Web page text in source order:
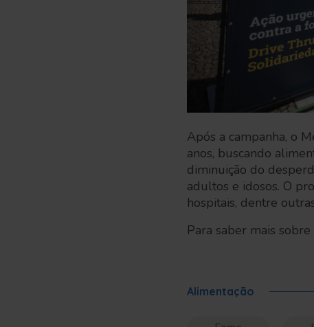
Após a campanha, o
anos, buscando
diminuição do
adultos e idosos. O
hospitais, dentre
Para saber mais
Alimentação